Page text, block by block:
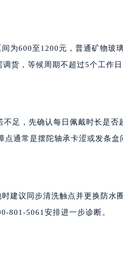
为600至1200元，普通矿物玻
货，等候周期不超过5个工作日
足，先确认每日佩戴时长是否
通常是摆陀轴承卡涩或发条盒
建议同步清洗触点并更换防水
801-5061安排进一步诊断。